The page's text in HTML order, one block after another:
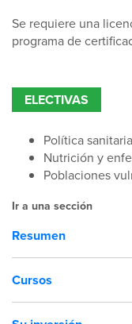
Ir a una sección
Resumen
Cursos
Se requiere una
programa de
ELECTIVAS
Política
Nutrición y
Poblaciones